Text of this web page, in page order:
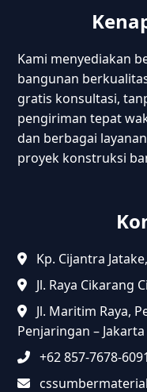
Kami menyediakan
bangunan
gratis konsultasi,
pengiriman tepat
dan berbagai
proyek konstruksi
Kp. Cijantra
Jl. Raya Cikarang
Jl. Maritim Raya,
Penjaringan –
+62 857-7678-6091